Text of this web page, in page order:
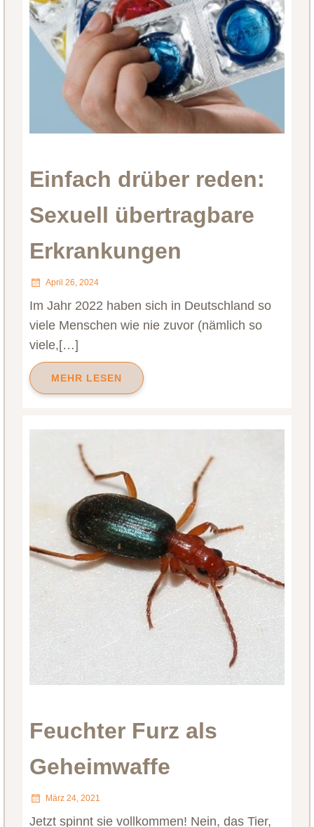
Einfach drüber reden:
Sexuell übertragbare
Erkrankungen
April 26, 2024
Im Jahr 2022 haben sich in Deutschland so
viele Menschen wie nie zuvor (nämlich so
viele,[…]
MEHR LESEN
Feuchter Furz als
Geheimwaffe
März 24, 2021
Jetzt spinnt sie vollkommen! Nein, das Tier,